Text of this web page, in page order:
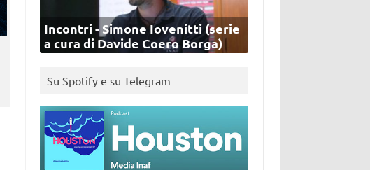
Incontri - Simone Iovenitti (serie
a cura di Davide Coero Borga)
Su Spotify e su Telegram